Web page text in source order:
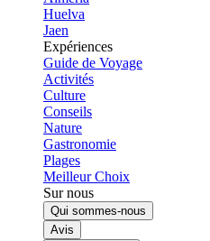
Huelva
Jaen
Expériences
Guide de Voyage
Activités
Culture
Conseils
Nature
Gastronomie
Plages
Meilleur Choix
Sur nous
Qui sommes-nous
Avis